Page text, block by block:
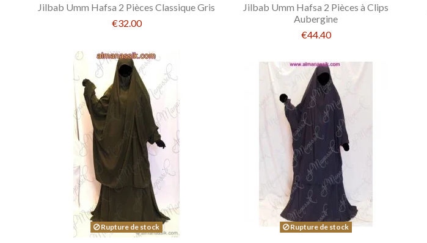
Jilbab Umm Hafsa 2 Pièces Classique Gris
€32.00
Jilbab Umm Hafsa 2 Pièces à Clips
Aubergine
€44.40
Rupture de stock Rupture de stock